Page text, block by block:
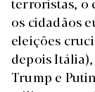
os cidadãos
eleições
depois
Trump e